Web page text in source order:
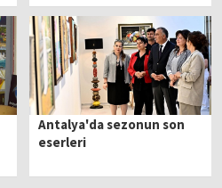
Antalya'da sezonun son
eserleri